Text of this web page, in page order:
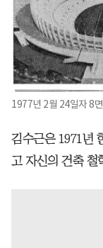
1977년 2월 24일자 8
김수근은 1971년
고 자신의 건축 철